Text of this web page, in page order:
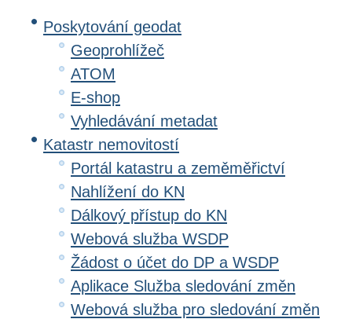
Poskytování geodat
Geoprohlížeč
ATOM
E-shop
Vyhledávání metadat
Katastr nemovitostí
Portál katastru a zeměměřictví
Nahlížení do KN
Dálkový přístup do KN
Webová služba WSDP
Žádost o účet do DP a WSDP
Aplikace Služba sledování změn
Webová služba pro sledování změn